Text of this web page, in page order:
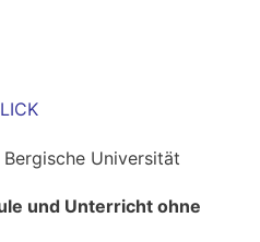
Universität
und Unterricht ohne